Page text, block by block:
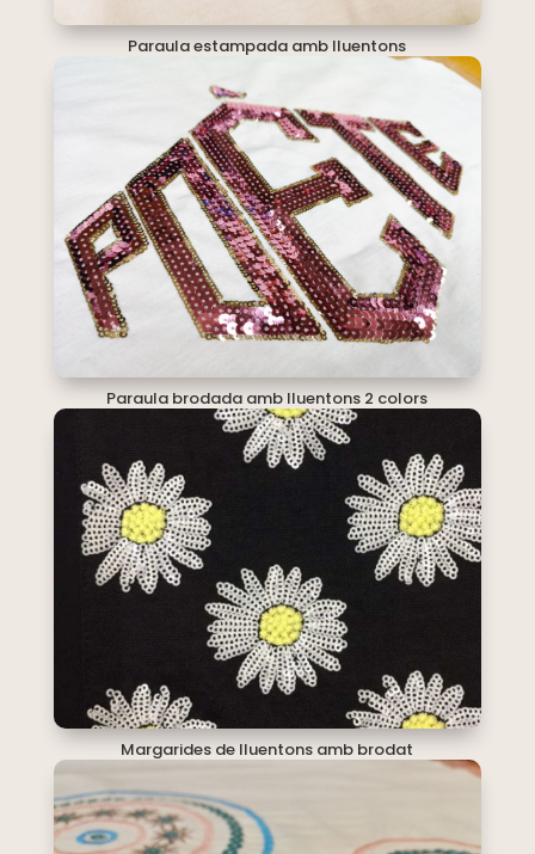
Paraula estampada amb lluentons
Paraula brodada amb lluentons 2 colors
Margarides de lluentons amb brodat